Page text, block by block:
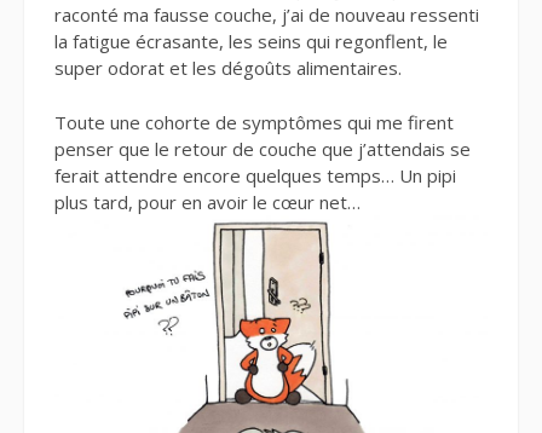
raconté ma fausse couche, j’ai de nouveau ressenti
la fatigue écrasante, les seins qui regonflent, le
super odorat et les dégoûts alimentaires.
Toute une cohorte de symptômes qui me firent
penser que le retour de couche que j’attendais se
ferait attendre encore quelques temps… Un pipi
plus tard, pour en avoir le cœur net…